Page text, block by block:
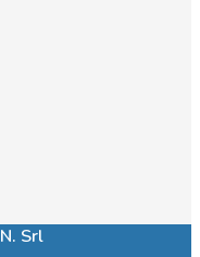
Srl